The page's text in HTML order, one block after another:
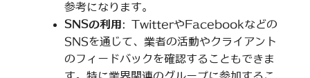
参考になります。
SNSの利用 : TwitterやFacebookなどの
SNSを通じて、業者の活動やクライアント
のフィードバックを確認することもできま